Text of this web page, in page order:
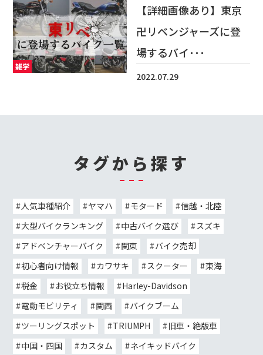
雑学
【詳細画像あり】東京
卍リベンジャーズに登
場するバイ･･･
2022.07.29
タグから探す
人気車種紹介 ヤマハ モタード
信越・北陸
大型バイクランキング
中古バイク選び
スズキ
アドベンチャーバイク
関東
バイク売却
初心者向け情報
カワサキ スクーター
東海
税金
お役立ち情報
Harley-Davidson
電動モビリティ
関西
バイクブーム
ツーリングスポット
TRIUMPH
旧車・絶版車
中国・四国
カスタム
ネイキッドバイク